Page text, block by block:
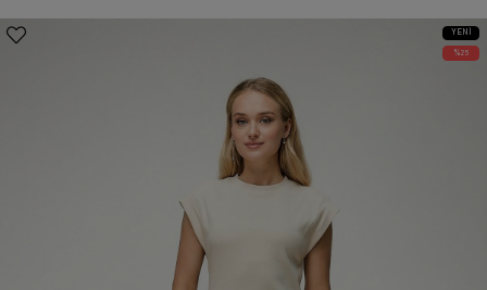
YENI
ÜRÜN
25